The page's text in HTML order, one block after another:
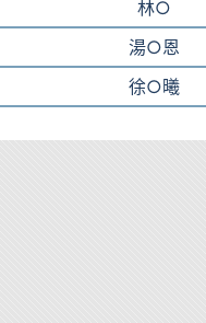
林○
湯○恩
徐○曦